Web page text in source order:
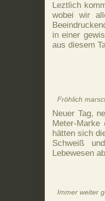
Leztlich
wobei wir
in einer
aus diesem
Fröhlich
Neuer Tag,
Meter-Marke
hätten sich
Schweiß
Lebewesen
Immer weiter